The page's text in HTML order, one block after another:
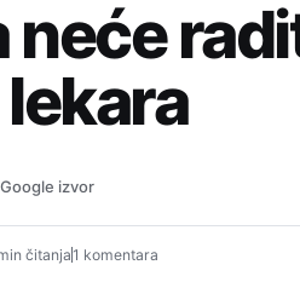
neće
izvor
čitanja1 komentara